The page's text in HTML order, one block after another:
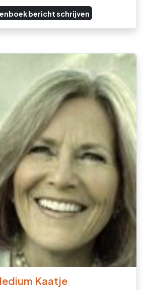
bericht schrijven
Kaatje